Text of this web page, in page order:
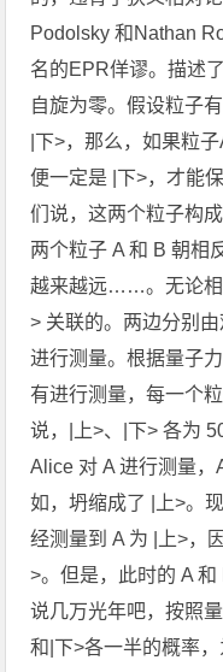
Podolsky 和Nathan
名的EPR佯谬。描述
自旋为零。假设粒子
|下>，那么，如果粒
便一定是 |下>，才能
们说，这两个粒子构
两个粒子 A 和 B 朝相
越来越远……。无论相
> 关联的。两边分别
进行测量。根据量子
有进行测量，每一个
说，|上>、|下> 各为
Alice 对 A 进行测量
如，坍缩成了 |上>。
经测量到 A 为 |上>，
>。但是，此时的 A
说几万光年吧，按照
和|下>各一半的概率